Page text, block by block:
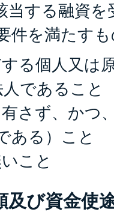
当する融資
件を満たす
る個人又は
であること
さず、かつ
ある）こと
こと
及び資金使